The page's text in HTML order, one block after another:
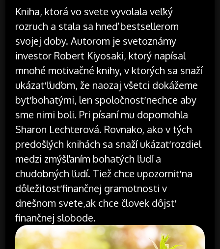
Kniha, ktorá vo svete vyvolala veľký
rozruch a stala sa hneď bestsellerom
svojej doby. Autorom je svetoznámy
investor Robert Kiyosaki, ktorý napísal
mnohé motivačné knihy, v ktorých sa snaží
ukázať ľuďom, že naozaj všetci dokážeme
byť bohatými, len spoločnosť nechce aby
sme nimi boli. Pri písaní mu dopomohla
Sharon Lechterová. Rovnako, ako v tých
predošlých knihách sa snaží ukázať rozdiel
medzi zmýšľaním bohatých ľudí a
chudobných ľudí. Tiež chce upozorniť na
dôležitosť finančnej gramotnosti v
dnešnom svete,ak chce človek dôjsť
finančnej slobode.